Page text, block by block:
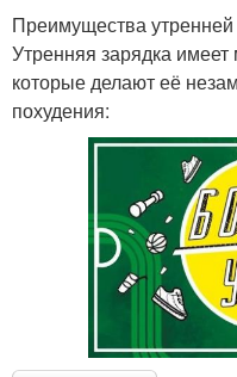
Преимущества
Утренняя зарядка
которые делают её
похудения: